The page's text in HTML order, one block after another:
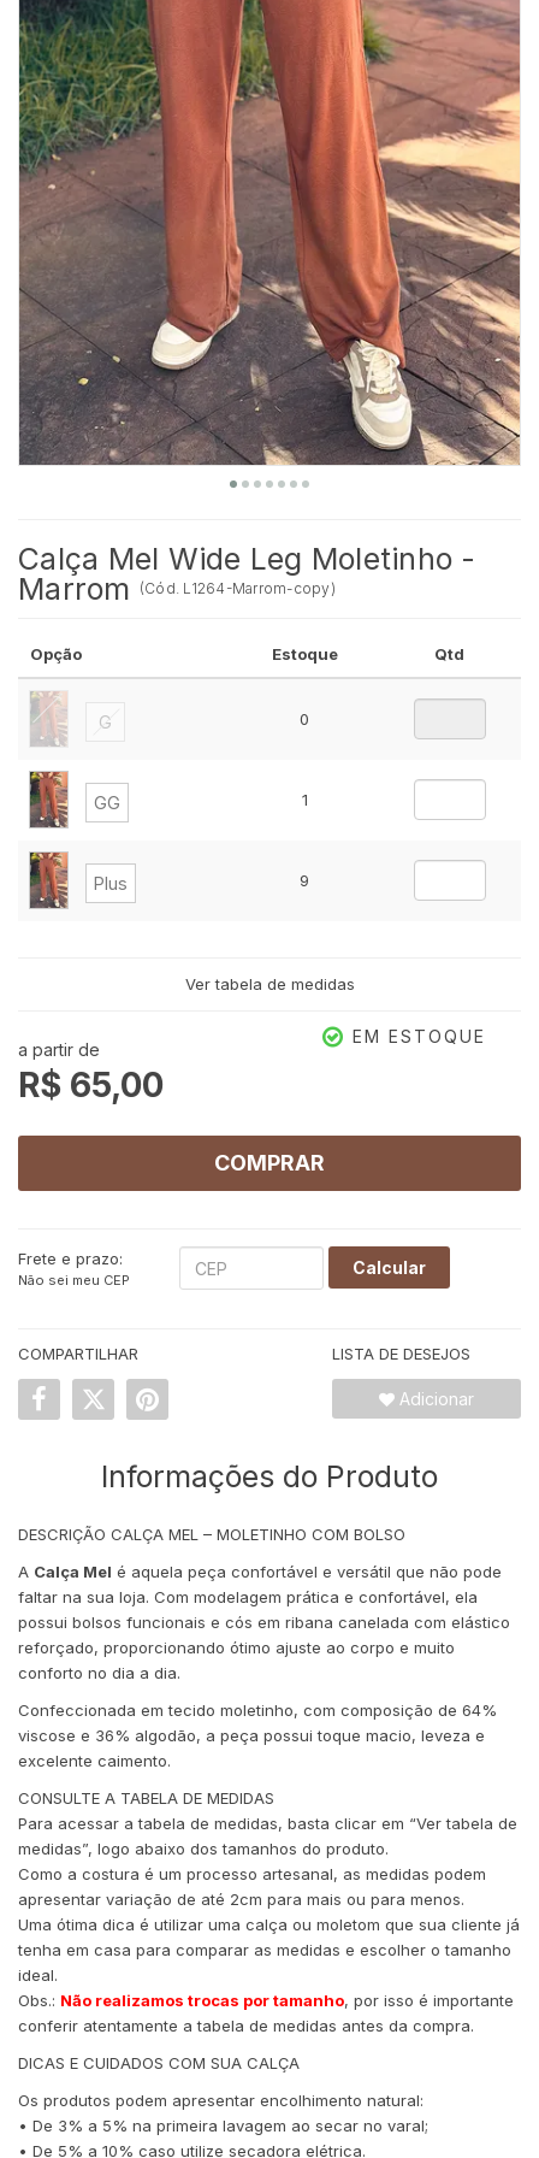
Calça Mel Wide Leg Moletinho -
Marrom
(Cód. L1264-Marrom-copy )
Opção Estoque Qtd
G 0
GG 1
Plus 9
Ver tabela de medidas
a partir de
R$ 65,00
EM ESTOQUE
COMPRAR
Frete e prazo:
Não sei meu CEP
Calcular
COMPARTILHAR LISTA DE DESEJOS
Adicionar
Informações do Produto
DESCRIÇÃO CALÇA MEL – MOLETINHO COM BOLSO
A Calça Mel é aquela peça confortável e versátil que não pode
faltar na sua loja. Com modelagem prática e confortável, ela
possui bolsos funcionais e cós em ribana canelada com elástico
reforçado, proporcionando ótimo ajuste ao corpo e muito
conforto no dia a dia.
Confeccionada em tecido moletinho, com composição de 64%
viscose e 36% algodão, a peça possui toque macio, leveza e
excelente caimento.
CONSULTE A TABELA DE MEDIDAS
Para acessar a tabela de medidas, basta clicar em “Ver tabela de
medidas”, logo abaixo dos tamanhos do produto.
Como a costura é um processo artesanal, as medidas podem
apresentar variação de até 2cm para mais ou para menos.
Uma ótima dica é utilizar uma calça ou moletom que sua cliente já
tenha em casa para comparar as medidas e escolher o tamanho
ideal.
Obs.: Não realizamos trocas por tamanho, por isso é importante
conferir atentamente a tabela de medidas antes da compra.
DICAS E CUIDADOS COM SUA CALÇA
Os produtos podem apresentar encolhimento natural:
• De 3% a 5% na primeira lavagem ao secar no varal;
• De 5% a 10% caso utilize secadora elétrica.